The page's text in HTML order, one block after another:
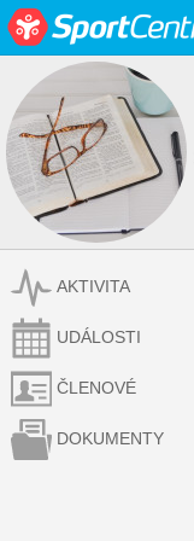
AKTIVITA
UDÁLOSTI
ČLENOVÉ
DOKUMENTY